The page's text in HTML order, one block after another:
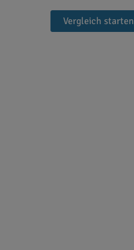
Vergleich starten